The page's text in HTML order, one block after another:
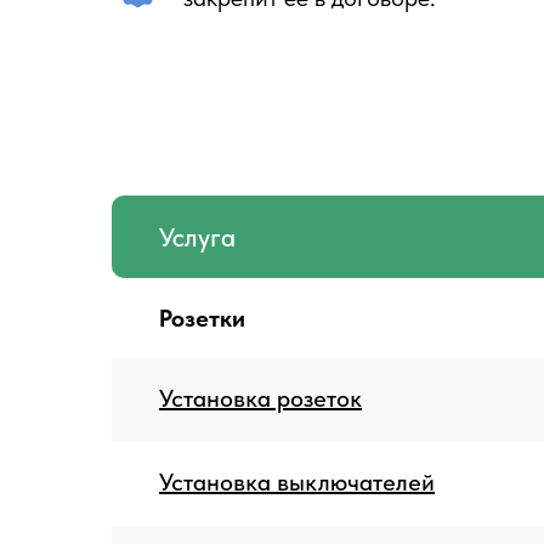
Услуга
Розетки
Установка розеток
Установка выключателей